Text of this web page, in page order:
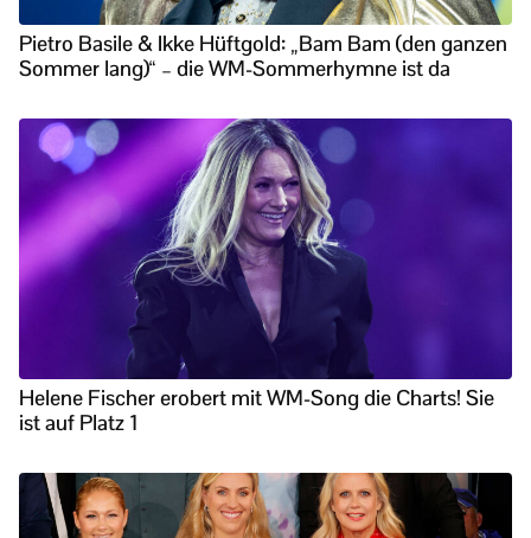
Pietro Basile & Ikke Hüftgold: „Bam Bam (den ganzen
Sommer lang)“ – die WM-Sommerhymne ist da
Helene Fischer erobert mit WM-Song die Charts! Sie
ist auf Platz 1